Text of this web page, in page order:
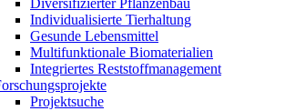
Diversifizierter Pflanzenbau
Individualisierte Tierhaltung
Gesunde Lebensmittel
Multifunktionale Biomaterialien
Integriertes Reststoffmanagement
Projektsuche